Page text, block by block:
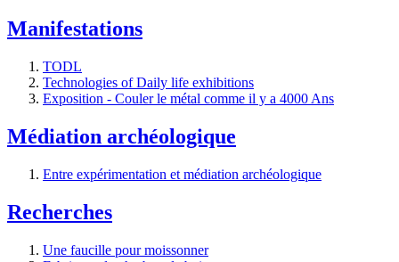
Manifestations
TODL
Technologies of Daily life exhibitions
Exposition - Couler le métal comme il y a 4000 Ans
Médiation archéologique
Entre expérimentation et médiation archéologique
Recherches
Une faucille pour moissonner